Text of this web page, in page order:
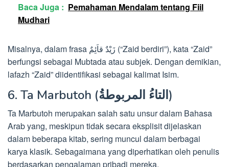
Baca Juga : Pemahaman Mendalam tentang Fiil
Mudhari
Misalnya, dalam frasa زَيْدٌ قاَئِمٌ (“Zaid berdiri”), kata “Zaid”
berfungsi sebagai Mubtada atau subjek. Dengan demikian,
lafazh “Zaid” diidentifikasi sebagai kalimat Isim.
6. Ta Marbutoh (التاءُ المربوطةُ)
Ta Marbutoh merupakan salah satu unsur dalam Bahasa
Arab yang, meskipun tidak secara eksplisit dijelaskan
dalam beberapa kitab, sering muncul dalam berbagai
karya klasik. Sebagaimana yang diperhatikan oleh penulis
berdasarkan pengalaman pribadi mereka.